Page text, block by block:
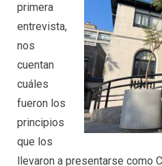
primera
entrevista,
nos
cuentan
cuáles
fueron los
principios
que los
llevaron a presentarse como